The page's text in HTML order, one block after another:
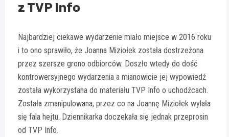
z TVP Info
Najbardziej ciekawe wydarzenie miało miejsce w 2016 roku
i to ono sprawiło, że Joanna Miziołek została dostrzeżona
przez szersze grono odbiorców. Doszło wtedy do dość
kontrowersyjnego wydarzenia a mianowicie jej wypowiedź
została wykorzystana do materiału TVP Info o uchodźcach.
Została zmanipulowana, przez co na Joannę Miziołek wylała
się fala hejtu. Dziennikarka doczekała się jednak przeprosin
od TVP Info.